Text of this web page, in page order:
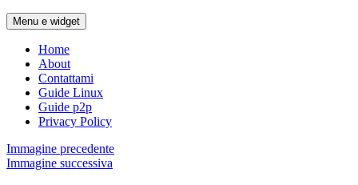
Menu e widget
Home
About
Contattami
Guide Linux
Guide p2p
Privacy Policy
Immagine precedente
Immagine successiva